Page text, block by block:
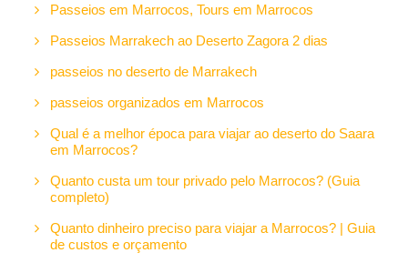
Passeios em Marrocos, Tours em Marrocos
Passeios Marrakech ao Deserto Zagora 2 dias
passeios no deserto de Marrakech
passeios organizados em Marrocos
Qual é a melhor época para viajar ao deserto do Saara
em Marrocos?
Quanto custa um tour privado pelo Marrocos? (Guia
completo)
Quanto dinheiro preciso para viajar a Marrocos? | Guia
de custos e orçamento